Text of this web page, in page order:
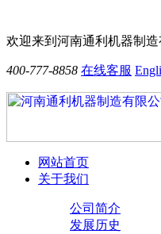
欢迎来到河南通利机器制造
400-777-8858 在线客服
网站首页
关于我们
公司简介
发展历史